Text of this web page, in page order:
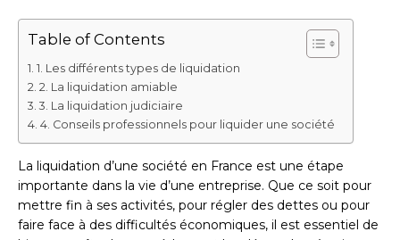
Table of Contents
1. Les différents types de liquidation
2. La liquidation amiable
3. La liquidation judiciaire
4. Conseils professionnels pour liquider une société
La liquidation d’une société en France est une étape
importante dans la vie d’une entreprise. Que ce soit pour
mettre fin à ses activités, pour régler des dettes ou pour
faire face à des difficultés économiques, il est essentiel de